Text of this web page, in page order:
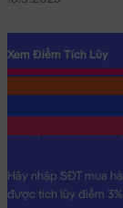
Xem Điểm Tích Lũy
Hãy nhập SĐT mua
được tích lũy điểm